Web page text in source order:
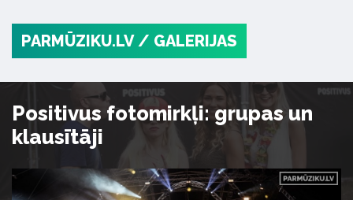
PARMŪZIKU.LV / GALERIJAS
Positivus fotomirkļi: grupas un
klausītāji